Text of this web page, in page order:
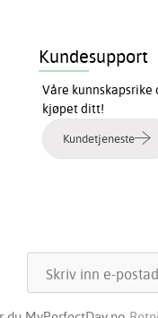
Kundesupport
Våre
kjøpet ditt!
Kundetjeneste